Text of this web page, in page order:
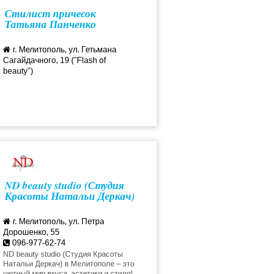
Стрижки
Фитнес и спорт
Стилист причесок
Татьяна Панченко
г. Мелитополь, ул. Гетьмана
Сагайдачного, 19 ("Flash of
beauty")
ND beauty studio (Студия
Красоты Натальи Деркач)
г. Мелитополь, ул. Петра
Дорошенко, 55
096-977-62-74
za-krasotu@yandex.ua
ND beauty studio (Студия Красоты
Натальи Деркач) в Мелитополе – это